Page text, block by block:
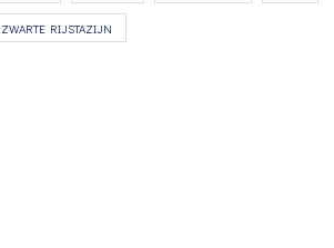
ZWARTE RIJSTAZIJN